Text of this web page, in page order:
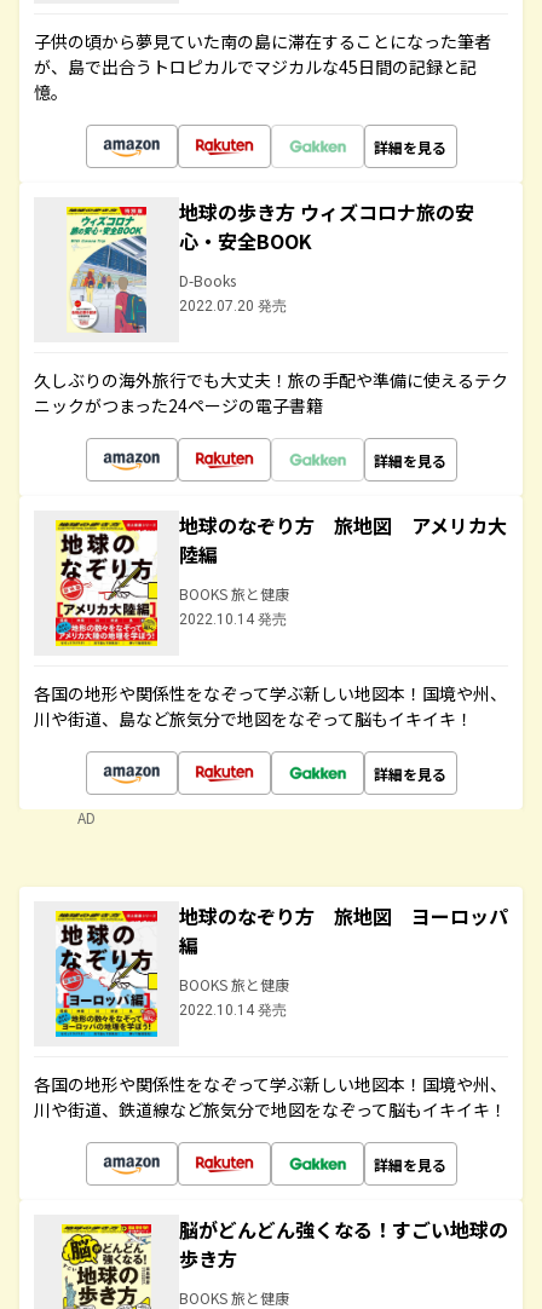
子供の頃から夢見ていた南の島に滞在することになった筆者
が、島で出合うトロピカルでマジカルな45日間の記録と記
憶。
詳細を見る
地球の歩き方 ウィズコロナ旅の安
心・安全BOOK
D-Books
2022.07.20 発売
久しぶりの海外旅行でも大丈夫！旅の手配や準備に使えるテク
ニックがつまった24ページの電子書籍
詳細を見る
地球のなぞり方 旅地図 アメリカ大
陸編
BOOKS 旅と健康
2022.10.14 発売
各国の地形や関係性をなぞって学ぶ新しい地図本！国境や州、
川や街道、島など旅気分で地図をなぞって脳もイキイキ！
詳細を見る
AD
地球のなぞり方 旅地図 ヨーロッパ
編
BOOKS 旅と健康
2022.10.14 発売
各国の地形や関係性をなぞって学ぶ新しい地図本！国境や州、
川や街道、鉄道線など旅気分で地図をなぞって脳もイキイキ！
詳細を見る
脳がどんどん強くなる！すごい地球の
歩き方
BOOKS 旅と健康